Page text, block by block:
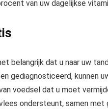
van uw dagelijkse
belangrijk dat u naar uw
gediagnosticeerd, kunnen
voedsel dat u moet
ondersteunt, samen met